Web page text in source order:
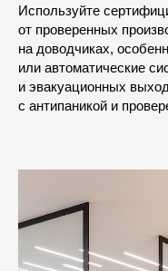
Используйте
от проверенных
на доводчиках,
или автоматические
и эвакуационных
с антипаникой и